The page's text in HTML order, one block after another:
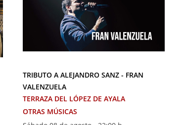
TRIBUTO A ALEJANDRO SANZ - FRAN
VALENZUELA
TERRAZA DEL LÓPEZ DE AYALA
OTRAS MÚSICAS